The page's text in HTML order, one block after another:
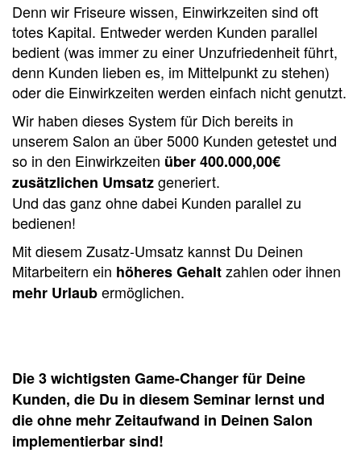
Denn wir Friseure wissen, Einwirkzeiten sind oft
totes Kapital. Entweder werden Kunden parallel
bedient (was immer zu einer Unzufriedenheit führt,
denn Kunden lieben es, im Mittelpunkt zu stehen)
oder die Einwirkzeiten werden einfach nicht genutzt.
Wir haben dieses System für Dich bereits in
unserem Salon an über 5000 Kunden getestet und
so in den Einwirkzeiten über 400.000,00€
zusätzlichen Umsatzgeneriert.
Und das ganz ohne dabei Kunden parallel zu
bedienen!
Mit diesem Zusatz-Umsatz kannst Du Deinen
Mitarbeitern ein höheres Gehaltzahlen oder ihnen
mehr Urlaubermöglichen.
Die 3 wichtigsten Game-Changer für Deine
Kunden, die Du in diesem Seminar lernst und
die ohne mehr Zeitaufwand in Deinen Salon
implementierbar sind!